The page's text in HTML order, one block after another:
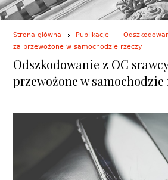
Strona główna Publikacje
za przewożone w samochodzie rzeczy
Odszkodowanie z OC
przewożone w samochodzie